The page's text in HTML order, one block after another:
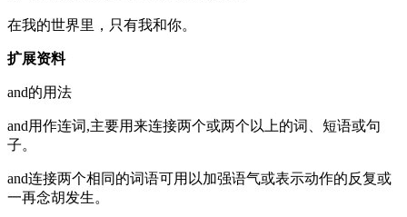
在我的世界里，只有我和你。
扩展资料
and的用法
and用作连词,主要用来连接两个或两个以上的词、短语或句
子。
and连接两个相同的词语可用以加强语气或表示动作的反复或
一再念胡发生。